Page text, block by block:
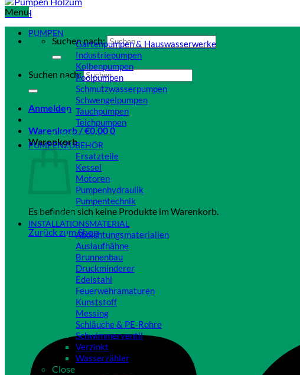
Suchen nach:
Suchen nach:
Anmelden
Warenkorb /€0,000
Warenkorb
Es befinden sich keine Produkte im Warenkorb.
Zurück zum Shop
Menu
PUMPEN
Gartenpumpen & Hauswasserwerke
Industriepumpen
Kolbenpumpen
Poolpumpen
Schmutzwasserpumpen
Schwengelpumpen
Tauchpumpen
Teichpumpen
Close
PUMPENZUBEHÖR
Ersatzteile
Kessel
Motoren
Pumpenhydraulik
Pumpentechnik
Close
INSTALLATIONSMATERIAL
Abdichtungsmaterialien
Auslaufhähne
Brunnenbau
Druckminderer
Edelstahl
Feuerwehramaturen
Kunststoff
Messing
Schläuche & PE-Rohre
Schwimmerventil
Verzinkt
Wasserzähler
Close